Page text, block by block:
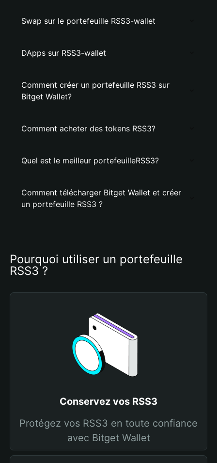
Swap sur le portefeuille RSS3-wallet
DApps sur RSS3-wallet
Comment créer un portefeuille RSS3 sur
Bitget Wallet?
Comment acheter des tokens RSS3?
Quel est le meilleur portefeuilleRSS3?
Comment télécharger Bitget Wallet et créer
un portefeuille RSS3 ?
Pourquoi utiliser un portefeuille
RSS3 ?
Conservez vos RSS3
Protégez vos RSS3 en toute confiance
avec Bitget Wallet